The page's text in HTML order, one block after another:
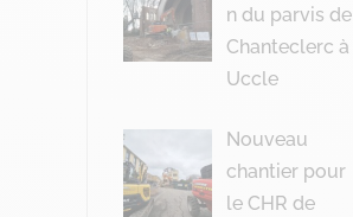
n du parvis de
Chanteclerc à
Uccle
Nouveau
chantier pour
le CHR de